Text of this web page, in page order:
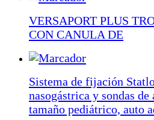
VERSAPORT PLUS
CON CANULA DE
Sistema de fijación
nasogástrica y sondas
tamaño pediátrico, auto